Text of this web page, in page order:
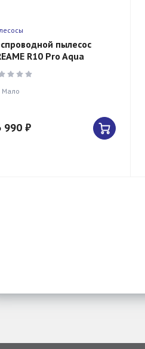
пылесос
R10 Pro Aqua
Мало
990 ₽